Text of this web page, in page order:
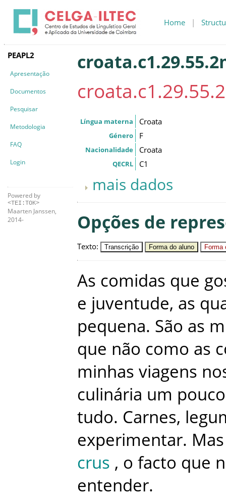
Home |
PEAPL2
Apresentação
Documentos
Pesquisar
Metodologia
FAQ
Login
Powered by
<TEI:TOK>
Maarten Janssen,
2014-
Língua materna Croata
Género F
Nacionalidade Croata
QECRL C1
mais dados
Opções de
Texto: Transcrição Forma do aluno Forma
As comidas que
e juventude, as
pequena. São as
que não como as
minhas viagens
culinária um pouco
tudo. Carnes,
experimentar. Mas
crus , o facto que
entender.